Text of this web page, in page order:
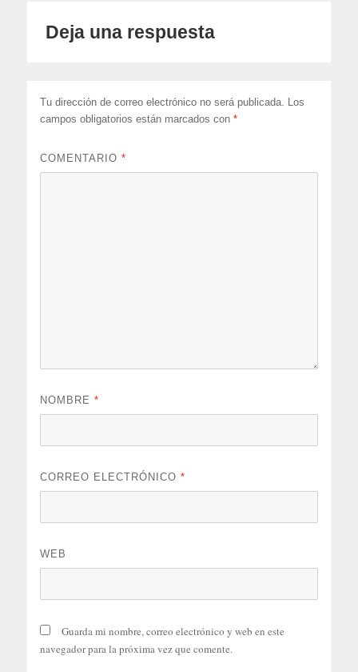
Deja una respuesta
Tu dirección de correo electrónico no será publicada.
Los
campos obligatorios están marcados con*
COMENTARIO*
NOMBRE*
CORREO ELECTRÓNICO*
WEB
Guarda mi nombre, correo electrónico y web en este
navegador para la próxima vez que comente.